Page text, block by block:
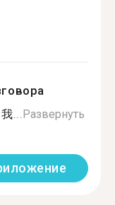
...Развернуть